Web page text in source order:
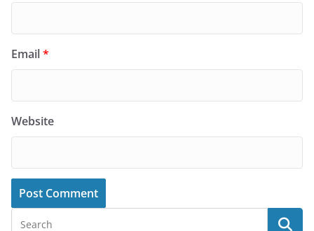
Email*
Website